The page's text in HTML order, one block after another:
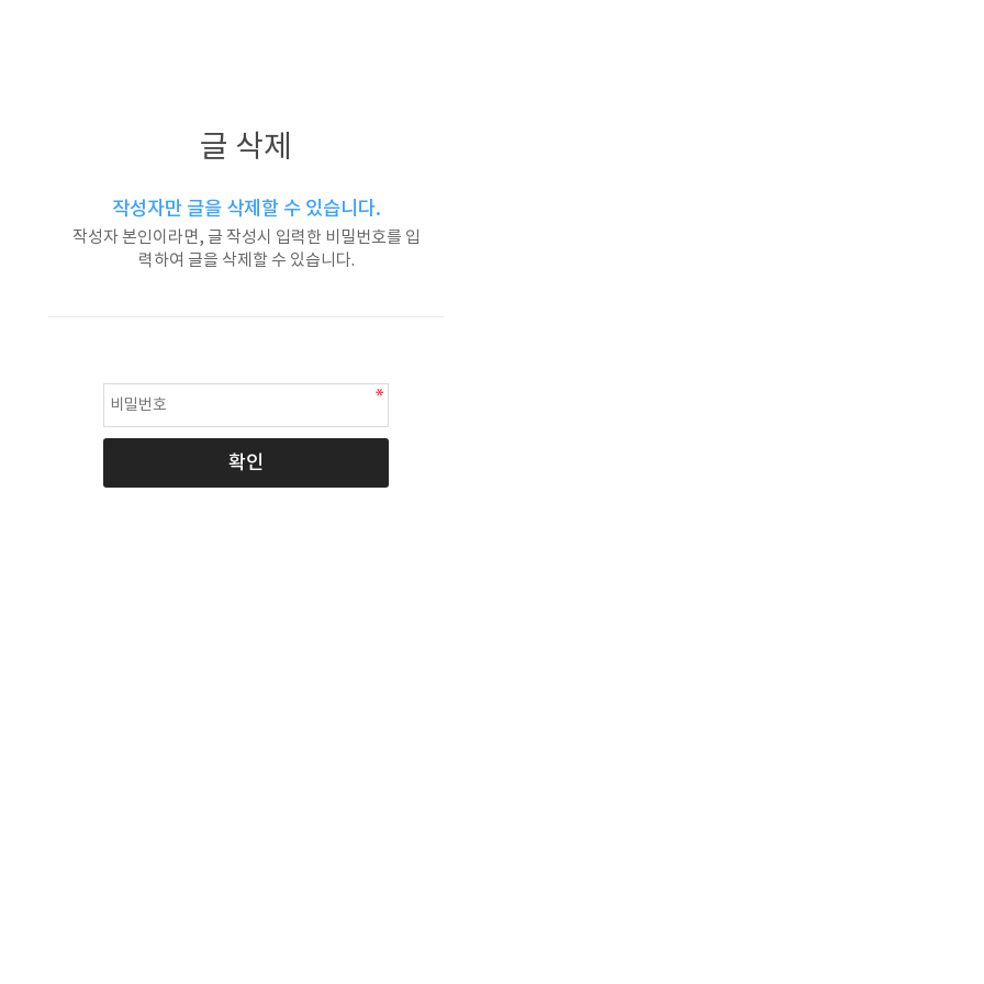
글 삭제
작성자만 글을 삭제할 수 있습니다.
작성자 본인이라면, 글 작성시 입력한 비밀번호를 입
력하여 글을 삭제할 수 있습니다.